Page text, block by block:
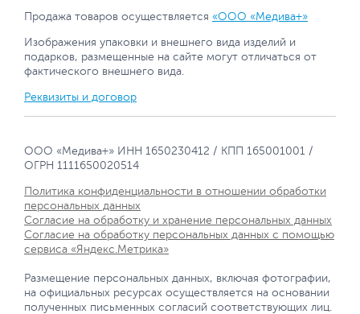
Продажа товаров осуществляется «ООО «Медива+»
Изображения упаковки и внешнего вида изделий и
подарков, размещенные на сайте могут отличаться от
фактического внешнего вида.
Реквизиты и договор
ООО «Медива+» ИНН 1650230412 / КПП 165001001 /
ОГРН 1111650020514
Политика конфиденциальности в отношении обработки
персональных данных
Согласие на обработку и хранение персональных данных
Согласие на обработку персональных данных с помощью
сервиса «Яндекс.Метрика»
Размещение персональных данных, включая фотографии,
на официальных ресурсах осуществляется на основании
полученных письменных согласий соответствующих лиц.